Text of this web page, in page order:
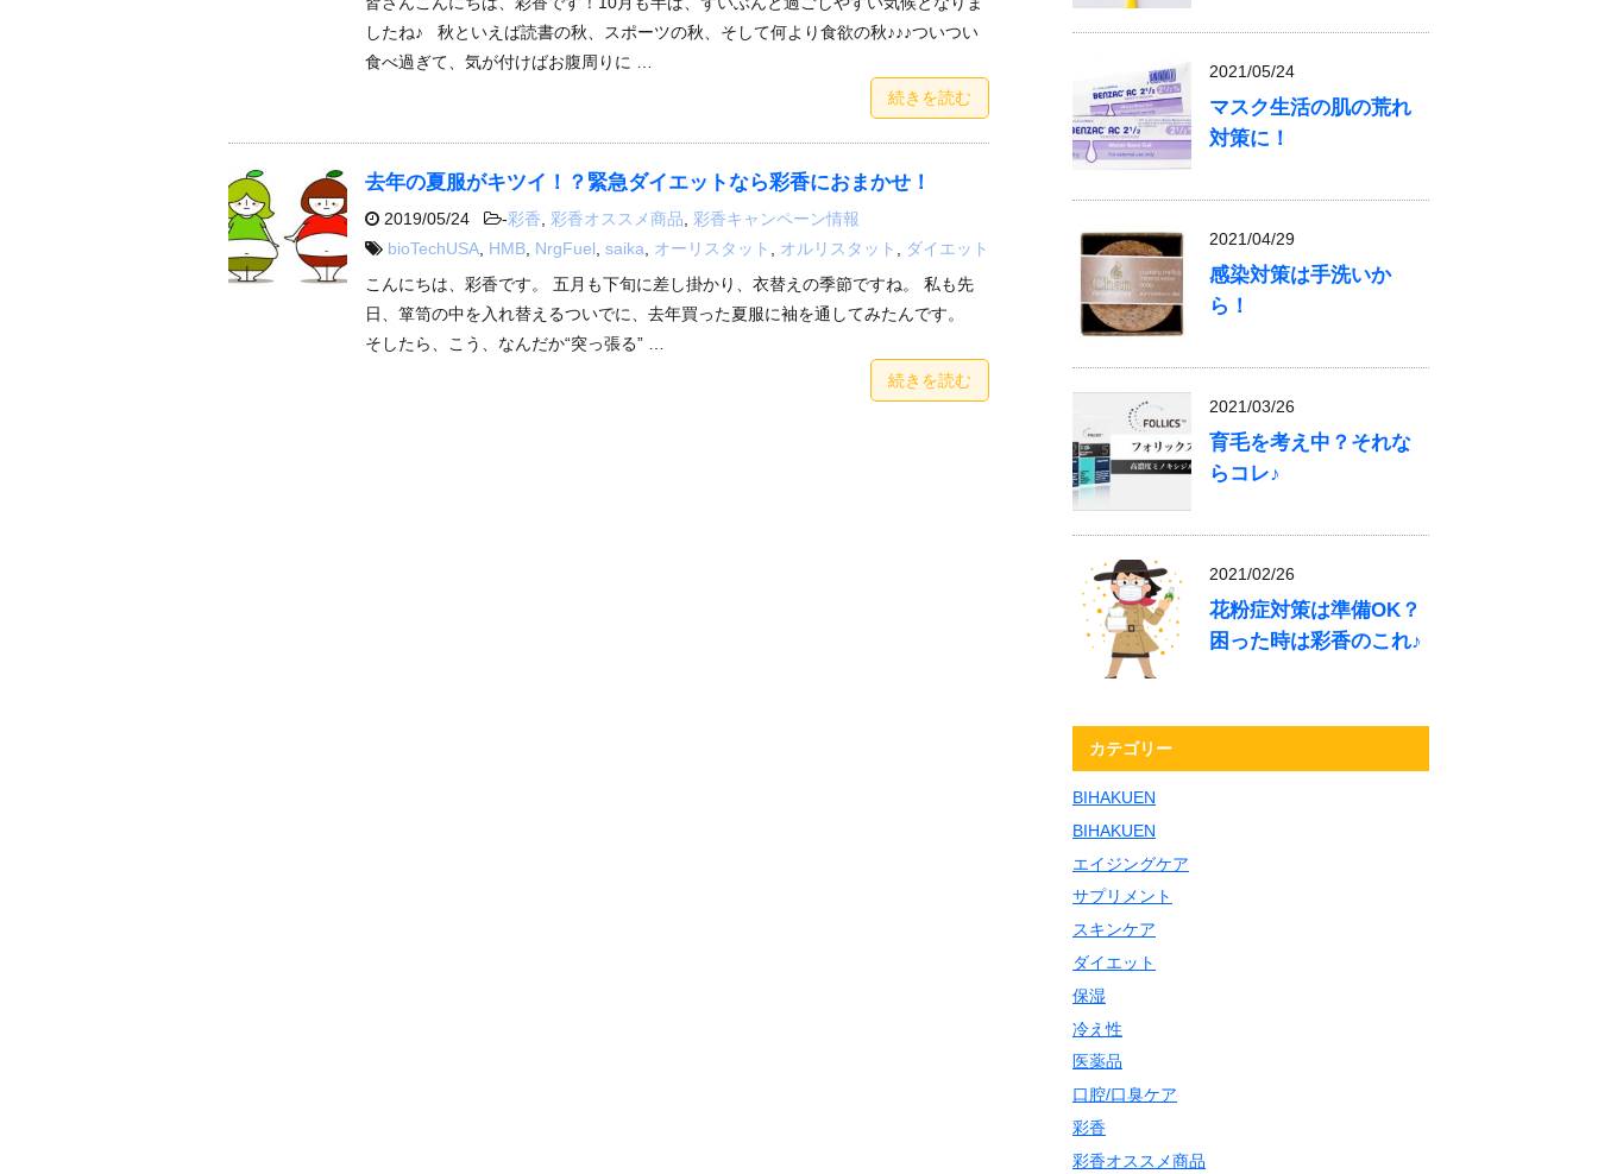
したね♪ 秋といえば読書の秋、スポーツの秋、そして何より食欲の秋♪♪♪ついつい
食べ過ぎて、気が付けばお腹周りに …
続きを読む
去年の夏服がキツイ！？緊急ダイエットなら彩香におまかせ！
2019/05/24 -彩香, 彩香オススメ商品, 彩香キャンペーン情報
bioTechUSA, HMB, NrgFuel, saika, オーリスタット , オルリスタット , ダイエット
こんにちは、彩香です。 五月も下旬に差し掛かり、衣替えの季節ですね。 私も先
日、箪笥の中を入れ替えるついでに、去年買った夏服に袖を通してみたんです。
そしたら、こう、なんだか“突っ張る” …
続きを読む
2021/05/24
マスク生活の肌の荒れ
対策に！
2021/04/29
感染対策は手洗いか
ら！
2021/03/26
育毛を考え中？それな
らコレ♪
2021/02/26
花粉症対策は準備OK？
困った時は彩香のこれ♪
カテゴリー
BIHAKUEN
BIHAKUEN
エイジングケア
サプリメント
スキンケア
ダイエット
保湿
冷え性
医薬品
口腔/口臭ケア
彩香
彩香オススメ商品